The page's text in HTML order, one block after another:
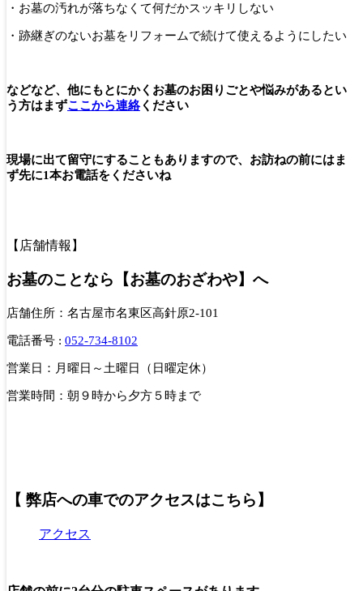
・お墓の汚れが落ちなくて何だかスッキリしない
・跡継ぎのないお墓をリフォームで続けて使えるようにしたい
などなど、他にもとにかくお墓のお困りごとや悩みがあるとい
う方はまずここから連絡ください
現場に出て留守にすることもありますので、お訪ねの前にはま
ず先に1本お電話をくださいね
【店舗情報】
お墓のことなら【お墓のおざわや】へ
店舗住所：名古屋市名東区高針原2-101
電話番号 : 052-734-8102
営業日：月曜日～土曜日（日曜定休）
営業時間：朝９時から夕方５時まで
【 弊店への車でのアクセスはこちら】
アクセス